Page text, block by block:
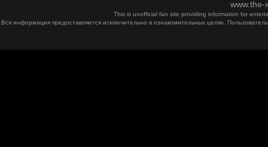
This is unofficial fan site providing information for
Вся информация предоставляется исключительно в ознакомительных целях.